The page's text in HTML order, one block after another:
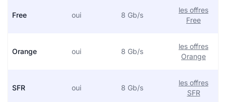
Free oui 8 Gb/s
les offres
Free
Orange oui 8 Gb/s
les offres
Orange
SFR oui 8 Gb/s
les offres
SFR